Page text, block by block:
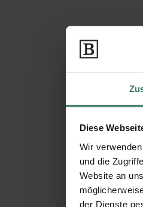
Diese
Wir
und die
Website an
der Dienste